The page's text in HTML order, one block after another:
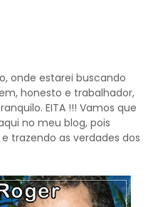
onde estarei buscando
honesto e trabalhador,
EITA !!! Vamos que
no meu blog, pois
trazendo as verdades dos